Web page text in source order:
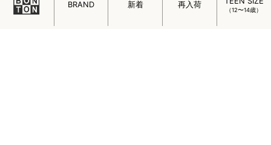
BRAND 新着 再入荷
（12〜14歳）